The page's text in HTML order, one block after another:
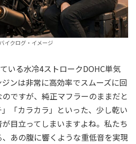
バイクログ・イメージ
いる水冷4ストロークDOHC単気
ンは非常に高効率でスムーズに回
ですが、純正マフラーのままだと
「カラカラ」といった、少し乾い
目立ってしまいますよね。私たち
あの腹に響くような重低音を実現